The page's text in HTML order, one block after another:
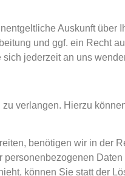
Auskunft über
und ggf. ein Recht
jederzeit an uns
verlangen. Hierzu
benötigen wir in der
Daten
können Sie statt der